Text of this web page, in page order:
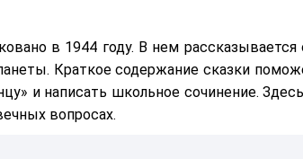
в 1944 году. В нем рассказывается
Краткое содержание сказки
и написать школьное сочинение.
вопросах.